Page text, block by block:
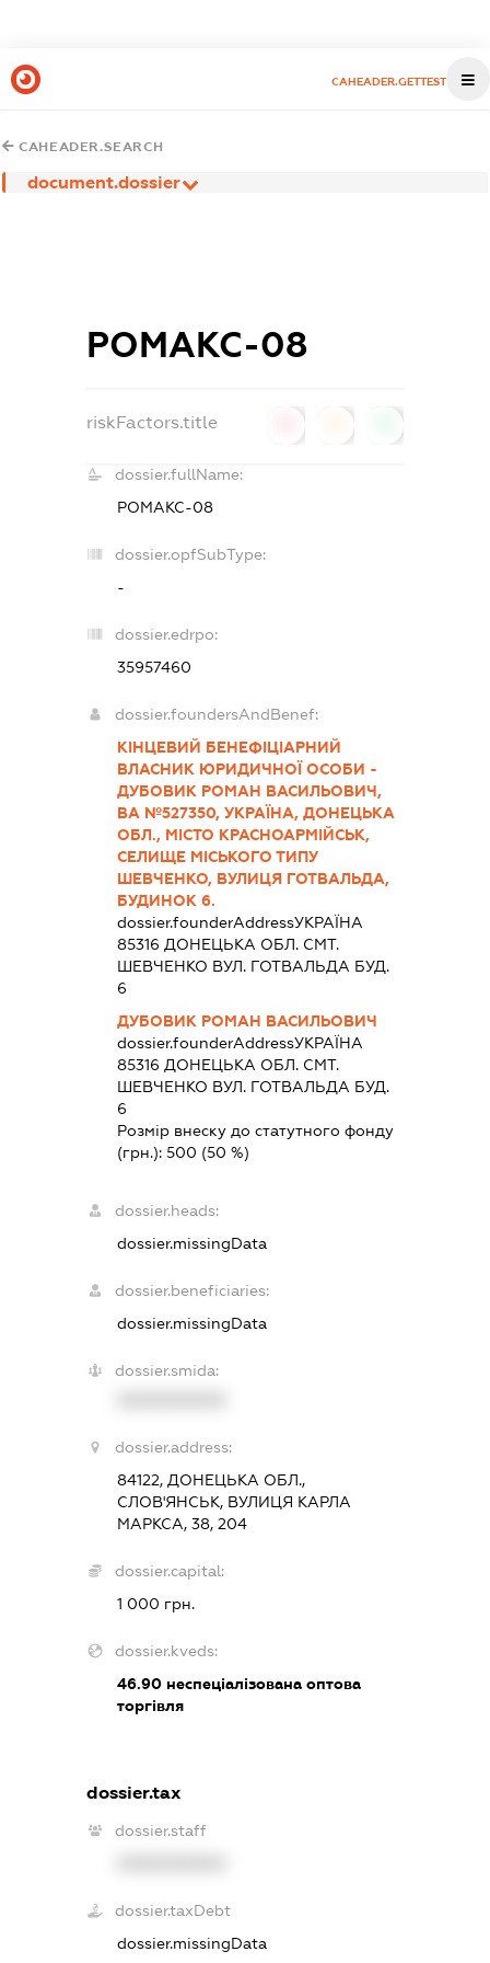
CAHEADER.GETTEST
CAHEADER.SEARCH
document.dossier
РОМАКС-08
riskFactors.title
dossier.fullName:
РОМАКС-08
dossier.opfSubType:
-
dossier.edrpo:
35957460
dossier.foundersAndBenef:
КІНЦЕВИЙ БЕНЕФІЦІАРНИЙ
ВЛАСНИК ЮРИДИЧНОЇ ОСОБИ -
ДУБОВИК РОМАН ВАСИЛЬОВИЧ,
ВА №527350, УКРАЇНА, ДОНЕЦЬКА
ОБЛ., МІСТО КРАСНОАРМІЙСЬК,
СЕЛИЩЕ МІСЬКОГО ТИПУ
ШЕВЧЕНКО, ВУЛИЦЯ ГОТВАЛЬДА,
БУДИНОК 6.
dossier.founderAddressУКРАЇНА
85316 ДОНЕЦЬКА ОБЛ. СМТ.
ШЕВЧЕНКО ВУЛ. ГОТВАЛЬДА БУД.
6
ДУБОВИК РОМАН ВАСИЛЬОВИЧ
dossier.founderAddressУКРАЇНА
85316 ДОНЕЦЬКА ОБЛ. СМТ.
ШЕВЧЕНКО ВУЛ. ГОТВАЛЬДА БУД.
6
Розмір внеску до статутного фонду
(грн.):500 (50 %)
dossier.heads:
dossier.missingData
dossier.beneficiaries:
dossier.missingData
dossier.smida:
dossier.address:
84122, ДОНЕЦЬКА ОБЛ.,
СЛОВ'ЯНСЬК, ВУЛИЦЯ КАРЛА
МАРКСА, 38, 204
dossier.capital:
1 000 грн.
dossier.kveds:
46.90 неспеціалізована оптова
торгівля
dossier.tax
dossier.staff
dossier.taxDebt
dossier.missingData